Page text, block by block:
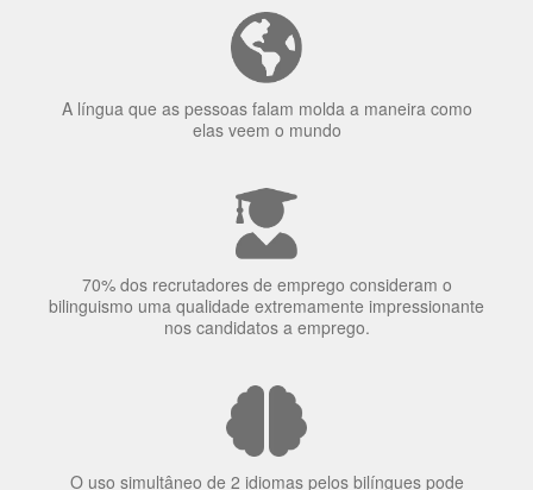
A língua que as pessoas falam molda a maneira como
elas veem o mundo
70% dos recrutadores de emprego consideram o
bilinguismo uma qualidade extremamente impressionante
O uso simultâneo de 2 idiomas pelos bilíngues pode
proteger contra a doença de Alzheimer.